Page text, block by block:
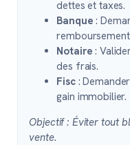
dettes et taxes.
Banque :
Notaire :
des frais.
Fisc:
gain immobilier.
Objectif : Éviter tout
vente.